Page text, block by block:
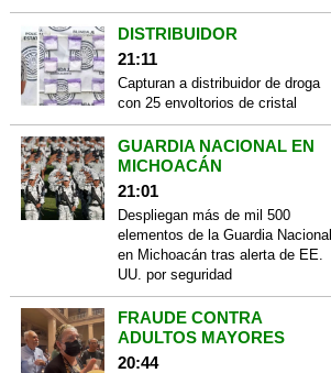
DISTRIBUIDOR
21:11
Capturan a distribuidor de droga
con 25 envoltorios de cristal
GUARDIA NACIONAL EN
MICHOACÁN
21:01
Despliegan más de mil 500
elementos de la Guardia Nacional
en Michoacán tras alerta de EE.
UU. por seguridad
FRAUDE CONTRA
ADULTOS MAYORES
20:44